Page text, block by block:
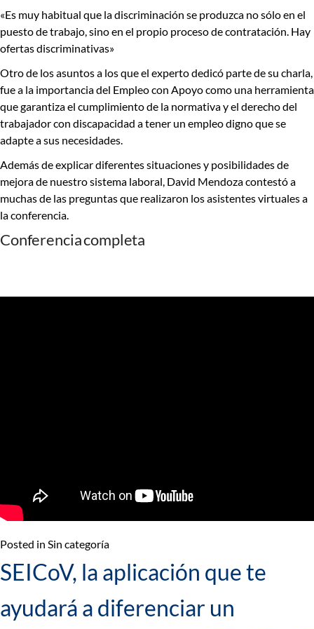
«Es muy habitual que la discriminación se produzca no sólo en el
puesto de trabajo, sino en el propio proceso de contratación. Hay
ofertas discriminativas»
Otro de los asuntos a los que el experto dedicó parte de su charla,
fue a la importancia del Empleo con Apoyo como una herramienta
que garantiza el cumplimiento de la normativa y el derecho del
trabajador con discapacidad a tener un empleo digno que se
adapte a sus necesidades.
Además de explicar diferentes situaciones y posibilidades de
mejora de nuestro sistema laboral, David Mendoza contestó a
muchas de las preguntas que realizaron los asistentes virtuales a
la conferencia.
Conferencia completa
Posted in Sin categoría
SEICoV, la aplicación que te
ayudará a diferenciar un